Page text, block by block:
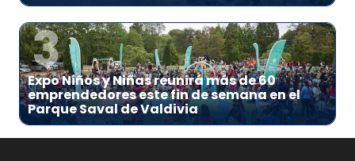
3
Expo Niños y Niñas reunirá más de 60
emprendedores este fin de semana en el
Parque Saval de Valdivia